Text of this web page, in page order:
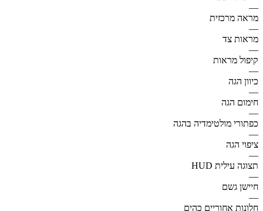
—
מראה מרכזית
—
מראות צד
—
קיפול מראות
—
כיוון הגה
—
חימום הגה
—
כפתורי מולטימדיה בהגה
—
ציפוי הגה
—
תצוגה עילית HUD
—
חיישן גשם
—
חלונות אחוריים כהים